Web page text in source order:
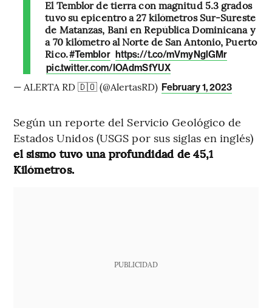
El Temblor de tierra con magnitud 5.3 grados
tuvo su epicentro a 27 kilómetros Sur-Sureste
de Matanzas, Bani en República Dominicana y
a 70 kilómetro al Norte de San Antonio, Puerto
Rico.#Temblor https://t.co/mVmyNglGMr
pic.twitter.com/IOAdmSfYUX
— ALERTA RD 🇩🇴 (@AlertasRD) February 1, 2023
Según un reporte del Servicio Geológico de
Estados Unidos (USGS por sus siglas en inglés)
el sismo tuvo una profundidad de 45,1
Kilómetros.
PUBLICIDAD